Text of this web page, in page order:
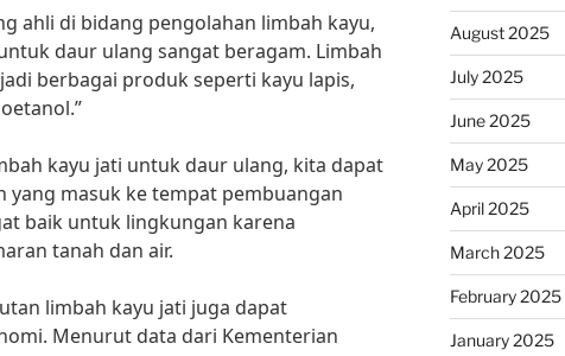
ahli di bidang pengolahan limbah kayu,
daur ulang sangat beragam. Limbah
berbagai produk seperti kayu lapis,
kayu jati untuk daur ulang, kita dapat
masuk ke tempat pembuangan
baik untuk lingkungan karena
tanah dan air.
limbah kayu jati juga dapat
Menurut data dari Kementerian
August 2025
July 2025
June 2025
May 2025
April 2025
March 2025
February 2025
January 2025